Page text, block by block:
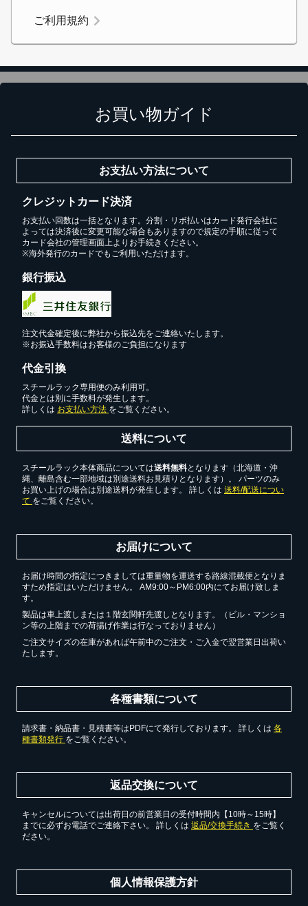
ご利用規約
お買い物ガイド
お支払い方法について
クレジットカード決済
お支払い回数は一括となります。分割・リボ払いはカード発行会社に
よっては決済後に変更可能な場合もありますので規定の手順に従って
カード会社の管理画面上よりお手続きください。
※海外発行のカードでもご利用いただけます。
銀行振込
注文代金確定後に弊社から振込先をご連絡いたします。
※お振込手数料はお客様のご負担になります
代金引換
スチールラック専用便のみ利用可。
代金とは別に手数料が発生します。
詳しくは お支払い方法 をご覧ください。
送料について
スチールラック本体商品については送料無料となります（北海道・沖
縄、離島含む一部地域は別途送料お見積りとなります）。 パーツのみ
お買い上げの場合は別途送料が発生します。 詳しくは 送料/配送につい
て をご覧ください。
お届けについて
お届け時間の指定につきましては重量物を運送する路線混載便となりま
すため指定はいただけません。 AM9:00～PM6:00内にてお届け致しま
す。
製品は車上渡しまたは１階玄関軒先渡しとなります。（ビル・マンショ
ン等の上階までの荷揚げ作業は行なっておりません）
ご注文サイズの在庫があれば午前中のご注文・ご入金で翌営業日出荷い
たします。
各種書類について
請求書・納品書・見積書等はPDFにて発行しております。 詳しくは 各
種書類発行 をご覧ください。
返品交換について
キャンセルについては出荷日の前営業日の受付時間内【10時～15時】
までに必ずお電話でご連絡下さい。 詳しくは 返品/交換手続き をご覧く
ださい。
個人情報保護方針